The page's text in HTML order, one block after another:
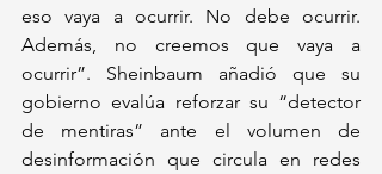
eso vaya a ocurrir. No debe ocurrir.
Además, no creemos que vaya a
ocurrir”. Sheinbaum añadió que su
gobierno evalúa reforzar su “detector
de mentiras” ante el volumen de
desinformación que circula en redes